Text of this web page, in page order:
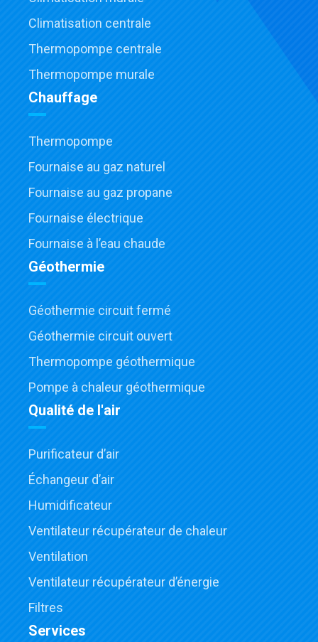
Climatisation centrale
Thermopompe centrale
Thermopompe murale
Chauffage
Thermopompe
Fournaise au gaz naturel
Fournaise au gaz propane
Fournaise électrique
Fournaise à l’eau chaude
Géothermie
Géothermie circuit fermé
Géothermie circuit ouvert
Thermopompe géothermique
Pompe à chaleur géothermique
Qualité de l'air
Purificateur d’air
Échangeur d’air
Humidificateur
Ventilateur récupérateur de chaleur
Ventilation
Ventilateur récupérateur d’énergie
Filtres
Services